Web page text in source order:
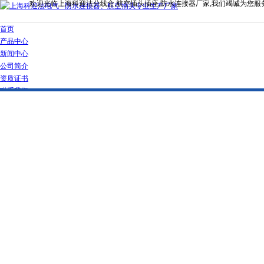
欢迎光临上海科迎法分线盒,航空插头插座,防水连接器厂家,我们竭诚为您服
首页
产品中心
新闻中心
公司简介
资质证书
联系我们